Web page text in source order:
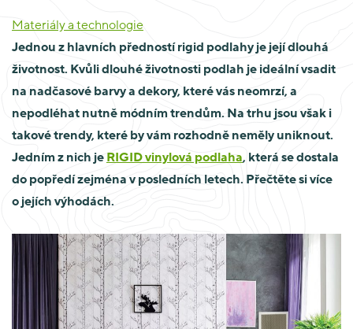
Materiály a technologie
Jednou z hlavních předností rigid podlahy je její dlouhá
životnost. Kvůli dlouhé životnosti podlah je ideální vsadit
na nadčasové barvy a dekory, které vás neomrzí, a
nepodléhat nutně módním trendům. Na trhu jsou však i
takové trendy, které by vám rozhodně neměly uniknout.
Jedním z nich je RIGID vinylová podlaha, která se dostala
do popředí zejména v posledních letech. Přečtěte si více
o jejích výhodách.